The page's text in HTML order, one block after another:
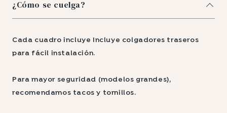
¿Cómo se cuelga?
Cada cuadro incluye Incluye colgadores traseros
para fácil instalación.
Para mayor seguridad (modelos grandes),
recomendamos tacos y tornillos.